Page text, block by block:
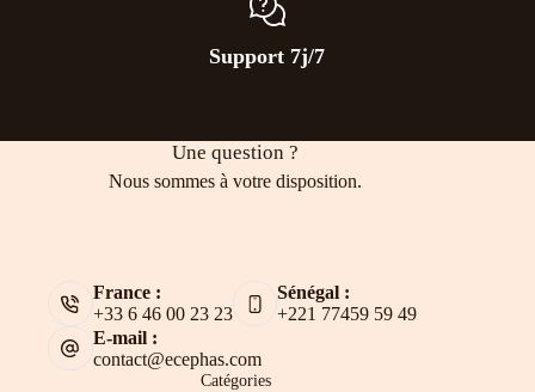
Support 7j/7
Une question ?
Nous sommes à votre disposition.
France :
+33 6 46 00 23 23
Sénégal :
+221 77459 59 49
E-mail :
contact@ecephas.com
Catégories